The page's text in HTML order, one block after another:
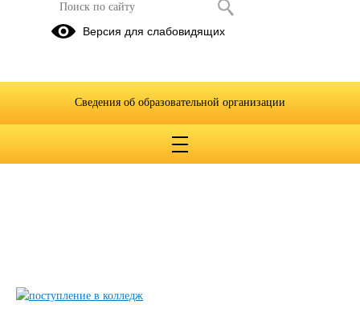
Версия для слабовидящих
Сведения об образовательной организации